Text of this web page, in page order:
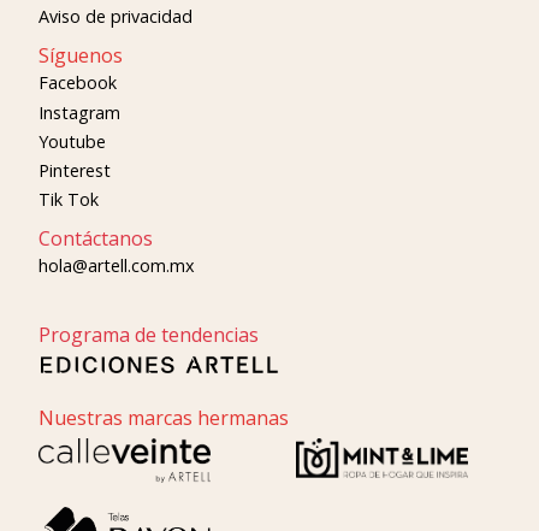
Aviso de privacidad
Síguenos
Facebook
Instagram
Youtube
Pinterest
Tik Tok
Contáctanos
hola@artell.com.mx
Programa de tendencias
Nuestras marcas hermanas